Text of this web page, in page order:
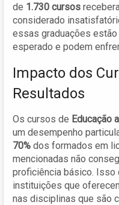
de 1.730 cursos
considerado
essas graduações
esperado e podem
Impacto dos
Resultados
Os cursos de Educação
um desempenho
70% dos formados em
mencionadas não
proficiência básico. Isso
instituições que
nas disciplinas que são